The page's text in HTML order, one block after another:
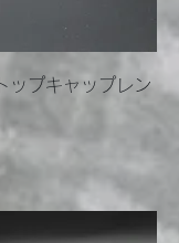
ックビュー
ップキャップレン